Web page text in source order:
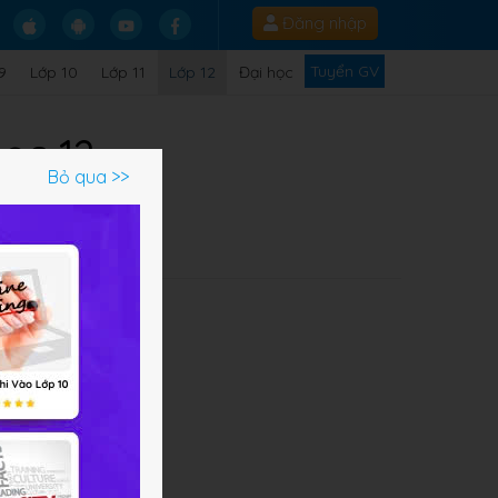
Đăng nhập
Lớp 10 Lớp 11 Lớp 12 Đại học Tuyển GV
12
Bỏ qua >>